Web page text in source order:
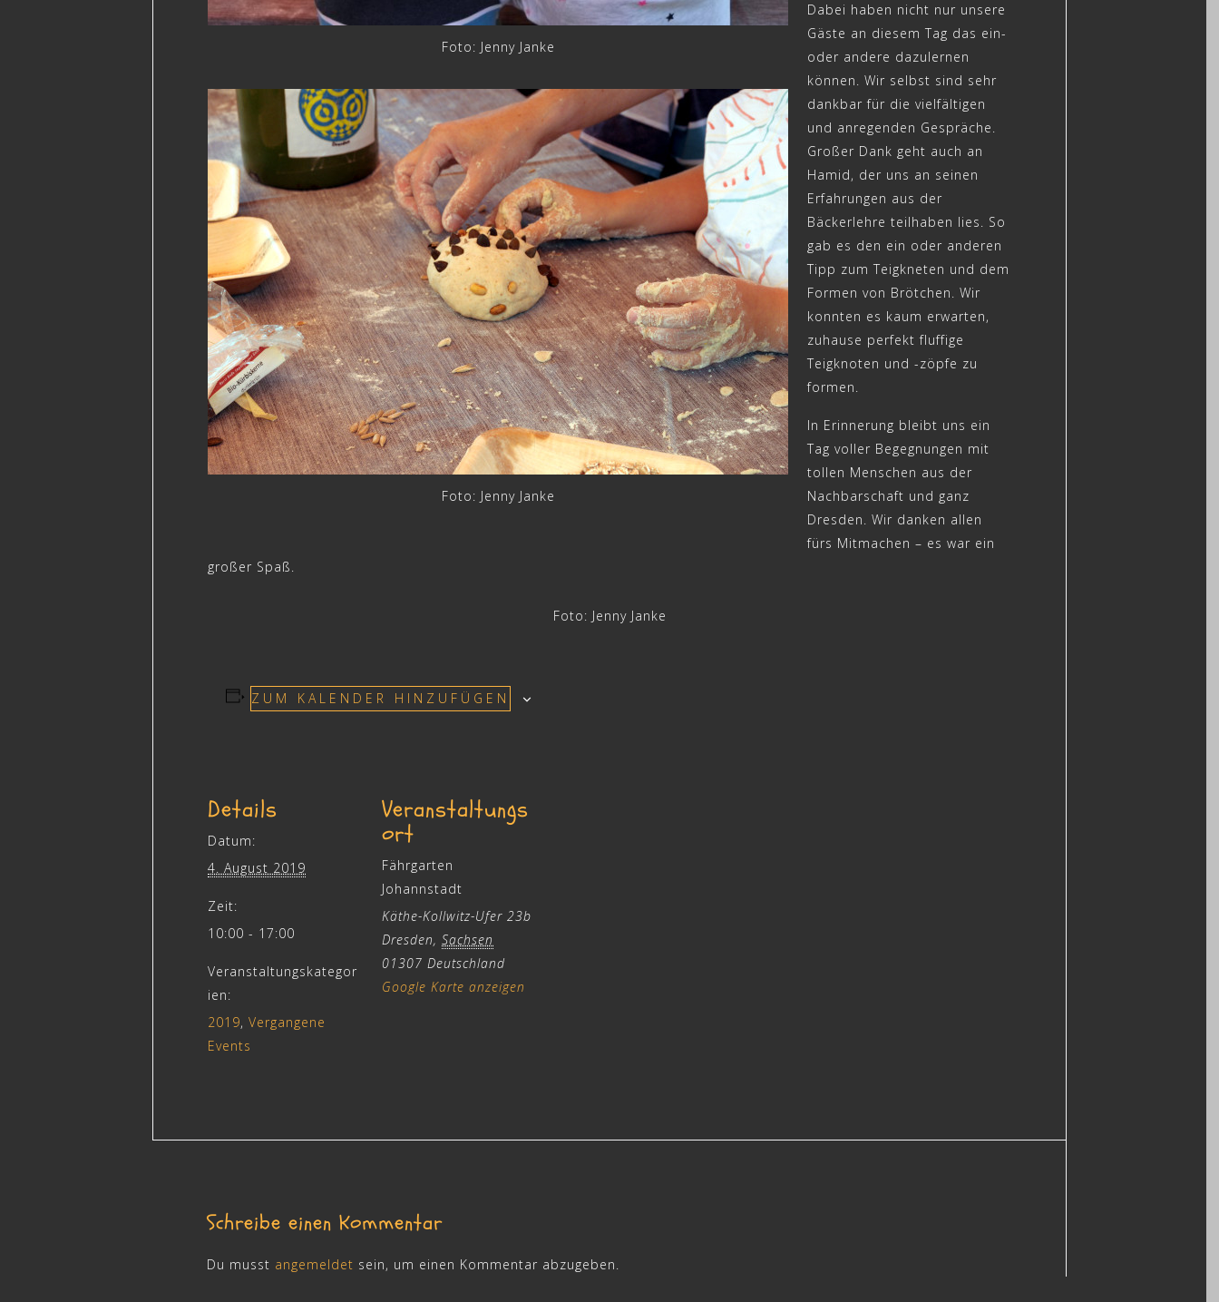
Foto: Jenny Janke
Foto: Jenny Janke
Dabei haben nicht nur unsere
Gäste an diesem Tag das ein-
oder andere dazulernen
können. Wir selbst sind sehr
dankbar für die vielfältigen
und anregenden Gespräche.
Großer Dank geht auch an
Hamid, der uns an seinen
Erfahrungen aus der
Bäckerlehre teilhaben lies. So
gab es den ein oder anderen
Tipp zum Teigkneten und dem
Formen von Brötchen. Wir
konnten es kaum erwarten,
zuhause perfekt fluffige
Teigknoten und -zöpfe zu
formen.
In Erinnerung bleibt uns ein
Tag voller Begegnungen mit
tollen Menschen aus der
Nachbarschaft und ganz
Dresden. Wir danken allen
fürs Mitmachen – es war ein
großer Spaß.
Foto: Jenny Janke
ZUM KALENDER HINZUFÜGEN
Details
Datum:
4. August 2019
Zeit:
10:00 - 17:00
Veranstaltungskategor
ien:
2019, Vergangene
Events
Veranstaltungs
ort
Fährgarten
Johannstadt
Käthe-Kollwitz-Ufer 23b
Dresden, Sachsen
01307 Deutschland
Google Karte anzeigen
Schreibe einen Kommentar
Du musst angemeldet sein, um einen Kommentar abzugeben.